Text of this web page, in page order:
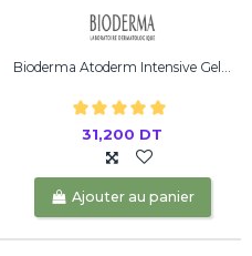
Bioderma Atoderm Intensive Gel...
31,200 DT
Ajouter au panier